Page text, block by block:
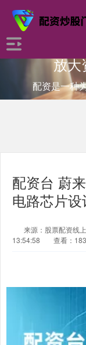
放大
配资是一种
配资台 蔚
电路芯片
来源：股票配资线上
13:54:58
查看：183